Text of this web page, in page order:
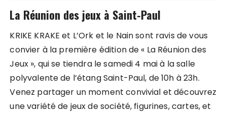
La Réunion des jeux à Saint-Paul
KRIKE KRAKE et L’Ork et le Nain sont ravis de vous
convier à la première édition de « La Réunion des
Jeux », qui se tiendra le samedi 4 mai à la salle
polyvalente de l’étang Saint-Paul, de 10h à 23h.
Venez partager un moment convivial et découvrez
une variété de jeux de société, figurines, cartes, et